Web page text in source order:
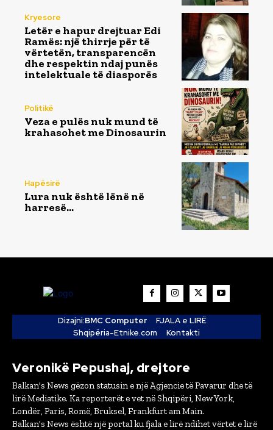
Kryesore
Letër e hapur drejtuar Edi
Ramës: një thirrje për të
vërtetën, transparencën
dhe respektin ndaj punës
intelektuale të diasporës
Politikë
Veza e pulës nuk mund të
krahasohet me Dinosaurin
Hapësirë
Lura nuk është lënë në
harresë…
Dizajni:BMC Computer
FJALA e LIRË
Shqipëria-Etnike.com
Kontakti
Veronikë Pepushaj, drejtore
Balkan's News gëzon statusin e një Agjencie të Pavarur dhe të
lirë Mediatike. Ka reporterët e vet në Shqipëri, New York,
Londër, Paris, Romë, Bruksel, Frankfurt am Main.
Balkan's News është një portal ku fjala e lirë ndihet vërtet e lirë